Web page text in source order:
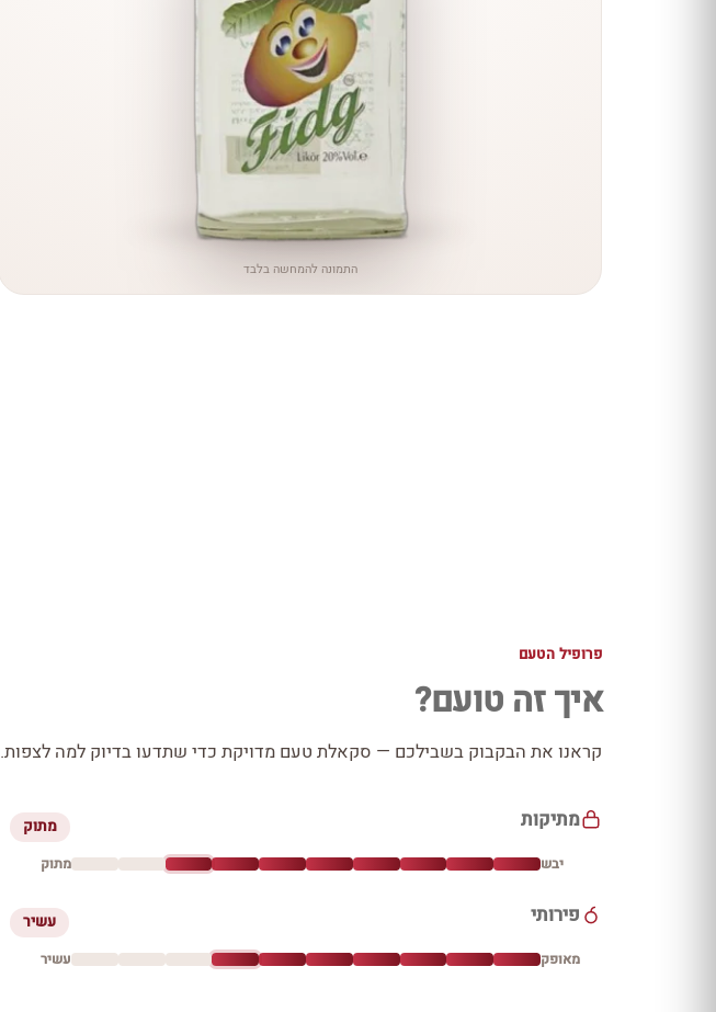
לכל יינות יקב ירושלים ←
התמונה להמחשה בלבד
פרופיל הטעם
איך זה טועם?
קראנו את הבקבוק בשבילכם — סקאלת טעם מדויקת כדי שתדעו בדיוק למה לצפות.
מתיקות מתוק
יבש מתוק
פירותי עשיר
מאופק עשיר